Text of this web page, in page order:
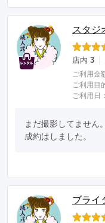
スタジ
店内 3
ご利用金
ご利用目
ご利用日
まだ撮影してません。
成約はしました。
ブライ